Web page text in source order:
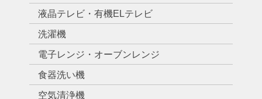
液晶テレビ・有機ELテレビ
洗濯機
電子レンジ・オーブンレンジ
食器洗い機
空気清浄機